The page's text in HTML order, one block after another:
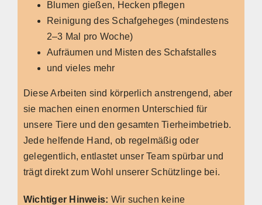
Blumen gießen, Hecken pflegen
Reinigung des Schafgeheges (mindestens
2–3 Mal pro Woche)
Aufräumen und Misten des Schafstalles
und vieles mehr
Diese Arbeiten sind körperlich anstrengend, aber
sie machen einen enormen Unterschied für
unsere Tiere und den gesamten Tierheimbetrieb.
Jede helfende Hand, ob regelmäßig oder
gelegentlich, entlastet unser Team spürbar und
trägt direkt zum Wohl unserer Schützlinge bei.
Wichtiger Hinweis: Wir suchen keine